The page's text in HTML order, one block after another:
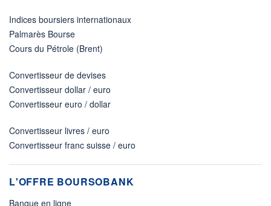
Indices boursiers internationaux
Palmarès Bourse
Cours du Pétrole (Brent)
Convertisseur de devises
Convertisseur dollar / euro
Convertisseur euro / dollar
Convertisseur livres / euro
Convertisseur franc suisse / euro
L'OFFRE BOURSOBANK
Banque en ligne